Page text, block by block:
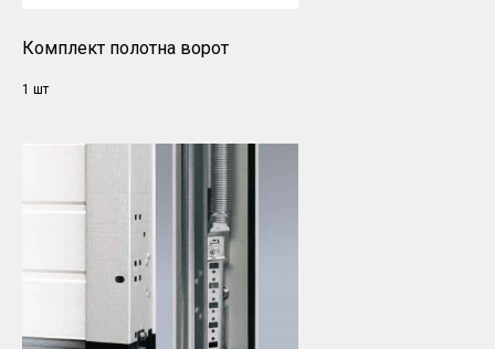
Комплект полотна ворот
1 шт